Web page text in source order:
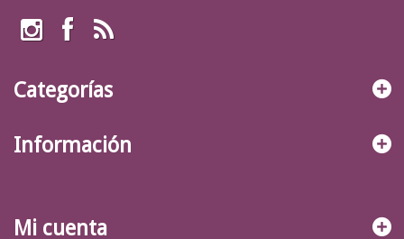
Categorías
Información
Mi cuenta